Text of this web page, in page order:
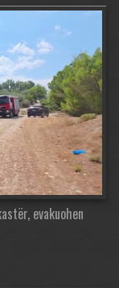
evakuohen